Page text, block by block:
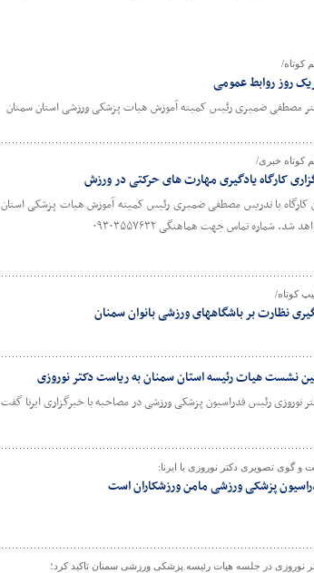
کوتاه/
روز روابط عمومی
مصطفی ضمیری رئیس کمیته آموزش هیات پزشکی ورزشی استان سمنان
کوتاه خبری/
کارگاه یادگیری مهارت های حرکتی در ورزش
شد. شماره تماس جهت هماهنگی ۰۹۳۰۳۵۵۷۶۳۲
کوتاه/
نظارت بر باشگاههای ورزشی بانوان سمنان
نشست هیات رئیسه استان سمنان به ریاست دکتر نوروزی
نوروزی رئیس فدراسیون پزشکی ورزشی در مصاحبه با خبرگزاری ایرنا گفت
و گوی تصویری دکتر نوروزی با ایرنا:
پزشکی ورزشی مامن ورزشکاران است
نوروزی در جلسه هیات رئیسه پزشکی ورزشی سمنان تاکید کرد؛